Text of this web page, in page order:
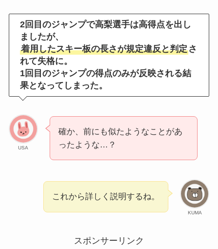
2回目のジャンプで高梨選手は高得点を出し
ましたが、
着用したスキー板の長さが規定違反と判定さ
れて失格に。
1回目のジャンプの得点のみが反映される結
果となってしまった。
USA
確か、前にも似たようなことがあ
ったような…？
KUMA
これから詳しく説明するね。
スポンサーリンク